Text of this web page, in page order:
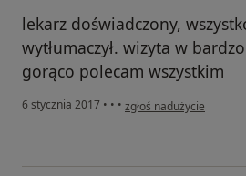
lekarz doświadczony,
wytłumaczył. wizyta w
gorąco polecam wszystkim
6 stycznia 2017 • • • w opinii użytkownika
zgłoś nadużycie